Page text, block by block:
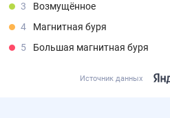
3
Возмущённое
4
Магнитная буря
5
Большая магнитная буря
Источник данных